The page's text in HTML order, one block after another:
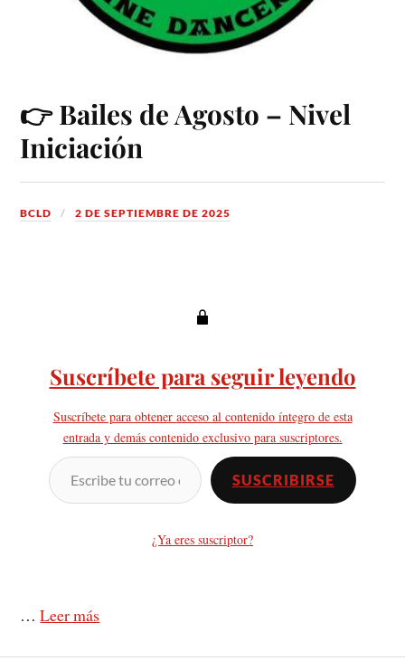
👉 Bailes de Agosto – Nivel
Iniciación
BCLD 2 DE SEPTIEMBRE DE 2025
Suscríbete para seguir leyendo
Suscríbete para obtener acceso al contenido íntegro de esta
entrada y demás contenido exclusivo para suscriptores.
SUSCRIBIRSE
¿Ya eres suscriptor?
…Leer más